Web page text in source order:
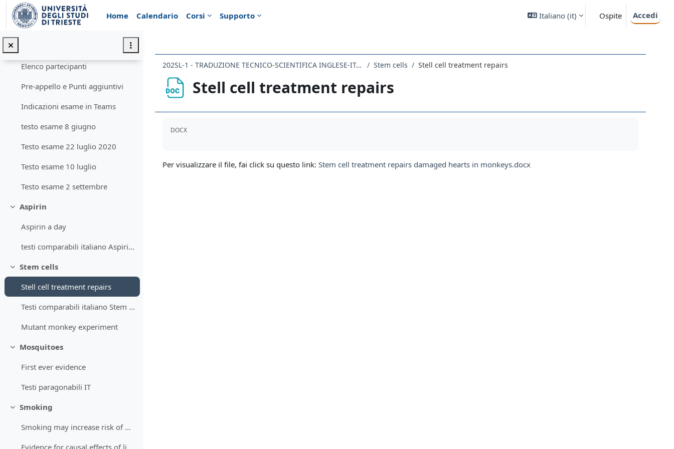
Vai al contenuto principale
Home
Calendario Corsi Supporto Italiano ‎(it)‎ Ospite
Accedi
Minimizza
Introduzione
Elenco partecipanti
Pre-appello e Punti aggiuntivi
Indicazioni esame in Teams
testo esame 8 giugno
Testo esame 22 luglio 2020
Testo esame 10 luglio
Testo esame 2 settembre
Minimizza
Aspirin
Aspirin a day
testi comparabili italiano Aspirin a day
Minimizza
Stem cells
Stell cell treatment repairs
Testi comparabili italiano Stem cell treatment
Mutant monkey experiment
Minimizza
Mosquitoes
First ever evidence
Testi paragonabili IT
Minimizza
Smoking
Smoking may increase risk of mental health
202SL-1 - TRADUZIONE TECNICO-SCIENTIFICA INGLESE-ITALIANO 2019 Stem cells Stell cell treatment repairs
Stell cell treatment repairs
DOCX
Per visualizzare il file, fai click su questo link: Stem cell treatment repairs damaged hearts in monkeys.docx